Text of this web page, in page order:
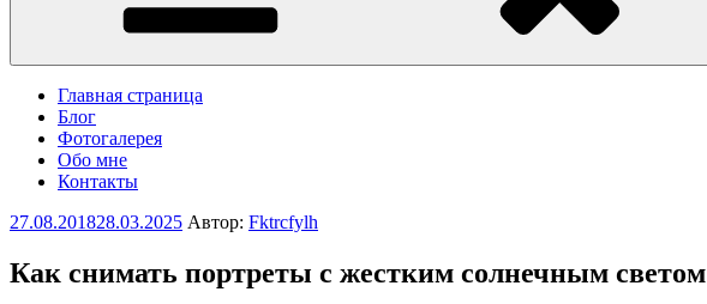
Главная страница
Блог
Фотогалерея
Обо мне
Контакты
Опубликовано
27.08.201828.03.2025 Автор: Fktrcfylh
Как снимать портреты с жестким солнечным светом